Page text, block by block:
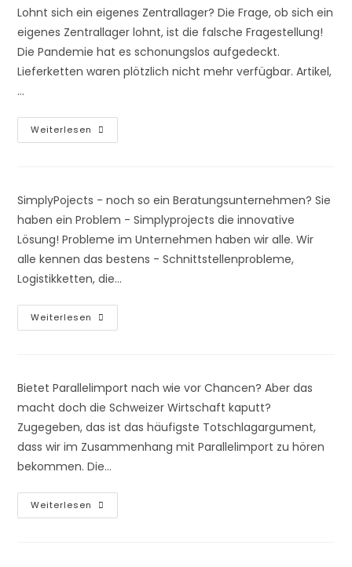
3
Typen
Von
Maverick
Buying!
Lohnt sich ein eigenes Zentrallager? Die Frage, ob sich ein
eigenes Zentrallager lohnt, ist die falsche Fragestellung!
Die Pandemie hat es schonungslos aufgedeckt.
Lieferketten waren plötzlich nicht mehr verfügbar. Artikel,
…
Weiterlesen Braucht
Jedes
SimplyPojects - noch so ein Beratungsunternehmen? Sie
haben ein Problem - Simplyprojects die innovative
Lösung! Probleme im Unternehmen haben wir alle. Wir
alle kennen das bestens - Schnittstellenprobleme,
Logistikketten, die…
Weiterlesen Wie
Funktioniert
Bietet Parallelimport nach wie vor Chancen? Aber das
macht doch die Schweizer Wirtschaft kaputt?
Zugegeben, das ist das häufigste Totschlagargument,
dass wir im Zusammenhang mit Parallelimport zu hören
bekommen. Die…
Weiterlesen Parallelimport
–